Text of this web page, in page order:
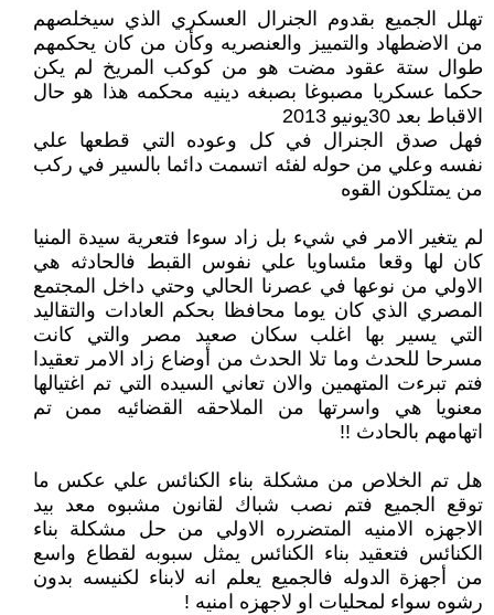
تهلل الجميع بقدوم الجنرال العسكري الذي سيخلصهم
من الاضطهاد والتمييز والعنصريه وكأن من كان يحكمهم
طوال ستة عقود مضت هو من كوكب المريخ لم يكن
حكما عسكريا مصبوغا بصبغه دينيه محكمه هذا هو حال
الاقباط بعد 30يونيو 2013
فهل صدق الجنرال في كل وعوده التي قطعها علي
نفسه وعلي من حوله لفئه اتسمت دائما بالسير في ركب
من يمتلكون القوه
لم يتغير الامر في شيء بل زاد سوءا فتعرية سيدة المنيا
كان لها وقعا مئساويا علي نفوس القبط فالحادثه هي
الاولي من نوعها في عصرنا الحالي وحتي داخل المجتمع
المصري الذي كان يوما محافظا بحكم العادات والتقاليد
التي يسير بها اغلب سكان صعيد مصر والتي كانت
مسرحا للحدث وما تلا الحدث من أوضاع زاد الامر تعقيدا
فتم تبرءت المتهمين والان تعاني السيده التي تم اغتيالها
معنويا هي واسرتها من الملاحقه القضائيه ممن تم
اتهامهم بالحادث !!
هل تم الخلاص من مشكلة بناء الكنائس علي عكس ما
توقع الجميع فتم نصب شباك لقانون مشبوه معد بيد
الاجهزه الامنيه المتضرره الاولي من حل مشكلة بناء
الكنائس فتعقيد بناء الكنائس يمثل سبوبه لقطاع واسع
من أجهزة الدوله فالجميع يعلم انه لابناء لكنيسه بدون
رشوه سواء لمحليات او لاجهزه امنيه !